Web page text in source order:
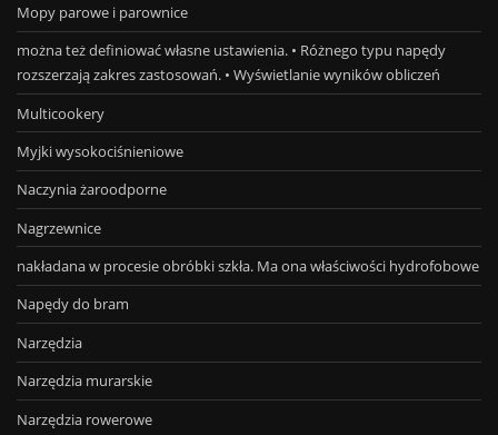
Mopy parowe i parownice
można też definiować własne ustawienia. • Różnego typu napędy
rozszerzają zakres zastosowań. • Wyświetlanie wyników obliczeń
Multicookery
Myjki wysokociśnieniowe
Naczynia żaroodporne
Nagrzewnice
nakładana w procesie obróbki szkła. Ma ona właściwości hydrofobowe
Napędy do bram
Narzędzia
Narzędzia murarskie
Narzędzia rowerowe